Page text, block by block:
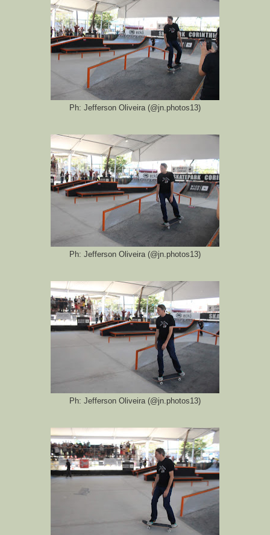
Ph: Jefferson Oliveira (@jn.photos13)
Ph: Jefferson Oliveira (@jn.photos13)
Ph: Jefferson Oliveira (@jn.photos13)